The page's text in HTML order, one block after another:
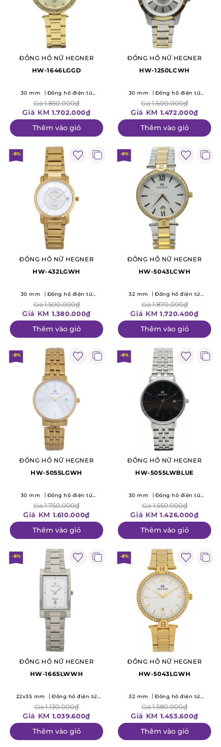
ĐỒNG HỒ NỮ HEGNER
HW-1646LGGD
30 mm
Đồng hồ điện tử
Giá1.850.000₫
Giá KM 1.702.000₫
Thêm vào giỏ
ĐỒNG HỒ NỮ HEGNER
HW-1250LCWH
30 mm
Đồng hồ điện tử
Giá1.600.000₫
Giá KM 1.472.000₫
Thêm vào giỏ
-8%
ĐỒNG HỒ NỮ HEGNER
HW-432LGWH
30 mm
Đồng hồ điện tử
Giá1.500.000₫
Giá KM 1.380.000₫
Thêm vào giỏ
-8%
ĐỒNG HỒ NỮ HEGNER
HW-5043LCWH
32 mm
Đồng hồ điện tử
Giá1.870.000₫
Giá KM 1.720.400₫
Thêm vào giỏ
-8%
ĐỒNG HỒ NỮ HEGNER
HW-5055LGWH
30 mm
Đồng hồ điện tử
Giá1.750.000₫
Giá KM 1.610.000₫
Thêm vào giỏ
-8%
ĐỒNG HỒ NỮ HEGNER
HW-5055LWBLUE
30 mm
Đồng hồ điện tử
Giá1.550.000₫
Giá KM 1.426.000₫
Thêm vào giỏ
-8%
ĐỒNG HỒ NỮ HEGNER
HW-1665LWWH
22x35 mm
Đồng hồ điện tử
Giá1.130.000₫
Giá KM 1.039.600₫
Thêm vào giỏ
-8%
ĐỒNG HỒ NỮ HEGNER
HW-5043LGWH
32 mm
Đồng hồ điện tử
Giá1.580.000₫
Giá KM 1.453.600₫
Thêm vào giỏ